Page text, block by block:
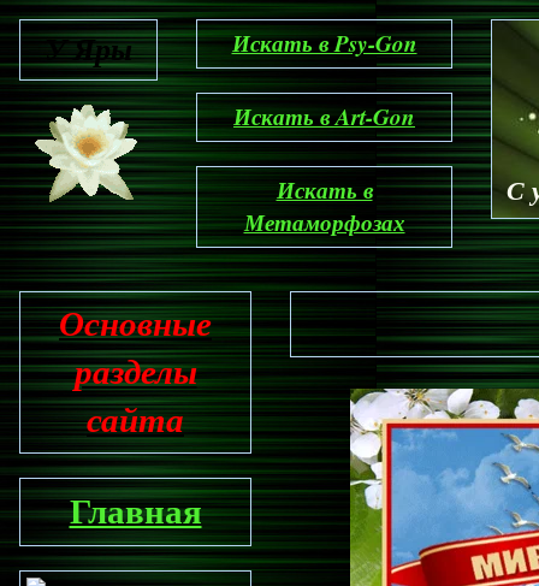
У Яры Искать в Psy-Gon
Искать в Art-Gon
Искать в
Метаморфозах
С
Основные
разделы
сайта
Главная